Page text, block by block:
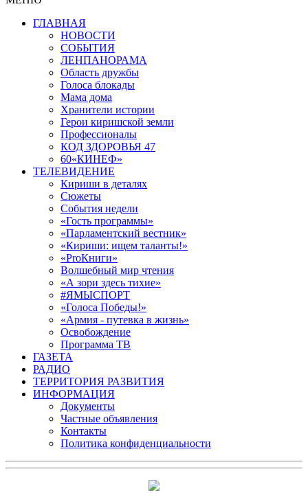
ГЛАВНАЯ
НОВОСТИ
СОБЫТИЯ
ЛЕНПАНОРАМА
Область дружбы
Голоса блокады
Мама дома
Хранители истории
Герои киришской земли
Профессионалы
КОД ЗДОРОВЬЯ 47
60«КИНЕФ»
ТЕЛЕВИДЕНИЕ
Кириши в деталях
Сюжеты
События недели
«Гость программы»
«Парламентский вестник»
«Кириши: ищем таланты!»
«ProКниги»
Волшебный мир чтения
«А зори здесь тихие»
#ЯМЫСПОРТ
«Голоса Победы!»
«Армия - путевка в жизнь»
Освобождение
Программа ТВ
ГАЗЕТА
РАДИО
ТЕРРИТОРИЯ РАЗВИТИЯ
ИНФОРМАЦИЯ
Документы
Частные объявления
Контакты
Политика конфиденциальности